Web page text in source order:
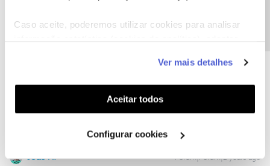
Caso aceite, poderemos utilizar cookies para analisar
funcionalidades (cookies de personalização e
funcionalidade) e adaptar anúncios aos seus interesses
(cookies de publicidade personalizada). Pode gerir a
utilização dos cookies clicando em "Configurar
Ver mais detalhes
Aceitar todos
Configurar cookies
Quando tento associar telemóvel, o código que enviam via SMS
João H. Forum|Forum|2 years ago